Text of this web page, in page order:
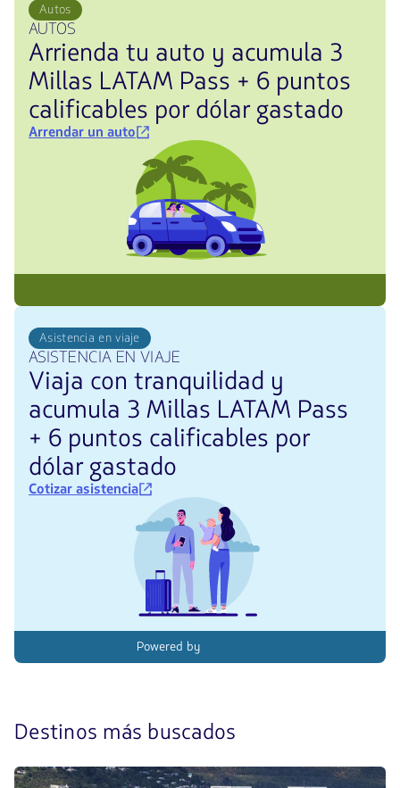
Autos
AUTOS
Arrienda tu auto y acumula 3
Millas LATAM Pass + 6 puntos
calificables por dólar gastado
Arrendar un auto
Asistencia en viaje
ASISTENCIA EN VIAJE
Viaja con tranquilidad y
acumula 3 Millas LATAM Pass
+ 6 puntos calificables por
dólar gastado
Cotizar asistencia
Powered by
Destinos más buscados
4